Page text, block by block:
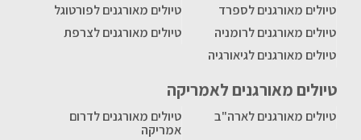
טיולים מאורגנים לספרד
טיולים מאורגנים לפורטוגל
טיולים מאורגנים לרומניה
טיולים מאורגנים לצרפת
טיולים מאורגנים לגיאורגיה
טיולים מאורגנים לאמריקה
טיולים מאורגנים לארה"ב
טיולים מאורגנים לדרום
אמריקה